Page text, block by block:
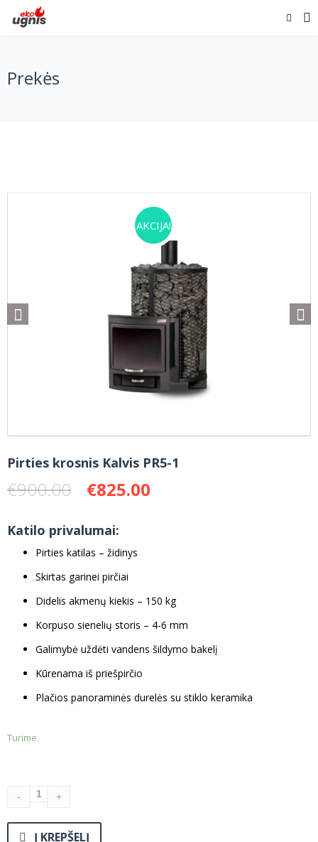
Prekės
AKCIJA!
Pirties krosnis Kalvis PR5-1
€900.00 Original
was:
€900.00.
€825.00
Katilo privalumai:
Pirties katilas – židinys
Skirtas garinei pirčiai
Didelis akmenų kiekis – 150 kg
Korpuso sienelių storis – 4-6 mm
Galimybė uždėti vandens šildymo bakelį
Kūrenama iš priešpirčio
Plačios panoraminės durelės su stiklo keramika
Turime
Į KREPŠELĮ